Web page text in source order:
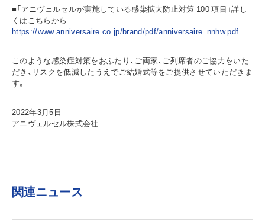
■「アニヴェルセルが実施している感染拡大防止対策 100 項目」詳し
くはこちらから
https://www.anniversaire.co.jp/brand/pdf/anniversaire_nnhw.pdf
このような感染症対策をおふたり、ご両家、ご列席者のご協力をいた
だき、リスクを低減したうえでご結婚式等をご提供させていただきま
す。
2022年3月5日
アニヴェルセル株式会社
関連ニュース